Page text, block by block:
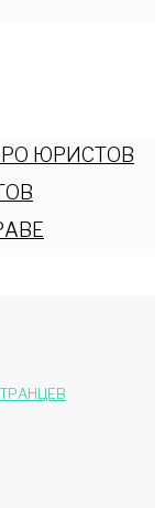
ЮРИСТОВ